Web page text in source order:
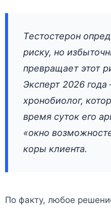
Тестостерон
риску, но
превращает этот
Эксперт 2026
хронобиолог,
время суток его
«окно
коры клиента.
По факту, любое